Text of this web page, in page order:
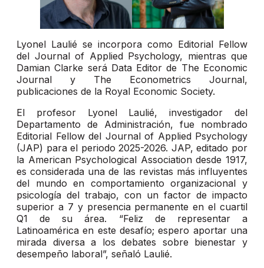
Lyonel Laulié se incorpora como Editorial Fellow
del Journal of Applied Psychology, mientras que
Damian Clarke será Data Editor de The Economic
Journal y The Econometrics Journal,
publicaciones de la Royal Economic Society.
El profesor Lyonel Laulié, investigador del
Departamento de Administración, fue nombrado
Editorial Fellow del Journal of Applied Psychology
(JAP) para el periodo 2025-2026. JAP, editado por
la American Psychological Association desde 1917,
es considerada una de las revistas más influyentes
del mundo en comportamiento organizacional y
psicología del trabajo, con un factor de impacto
superior a 7 y presencia permanente en el cuartil
Q1 de su área. “Feliz de representar a
Latinoamérica en este desafío; espero aportar una
mirada diversa a los debates sobre bienestar y
desempeño laboral”, señaló Laulié.